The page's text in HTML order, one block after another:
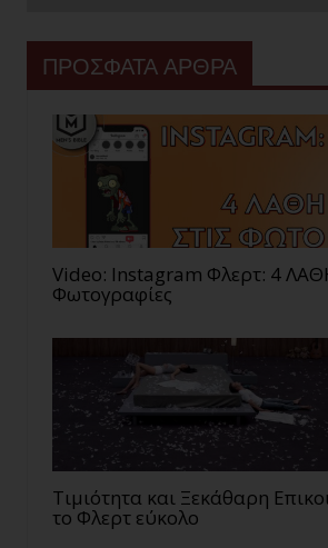
ΠΡΟΣΦΑΤΑ ΑΡΘΡΑ
Video: Instagram Φλερτ: 4
Φωτογραφίες
Τιμιότητα και Ξεκάθαρη
το Φλερτ εύκολο